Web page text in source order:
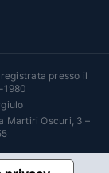
presso il
1980
Martiri Oscuri, 3 –